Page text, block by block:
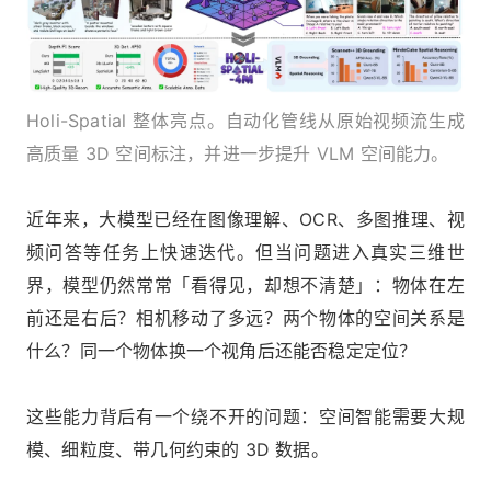
Holi-Spatial 整体亮点。自动化管线从原始视频流生成
高质量 3D 空间标注，并进一步提升 VLM 空间能力。
近年来，大模型已经在图像理解、OCR、多图推理、视
频问答等任务上快速迭代。但当问题进入真实三维世
界，模型仍然常常「看得见，却想不清楚」：物体在左
前还是右后？相机移动了多远？两个物体的空间关系是
什么？同一个物体换一个视角后还能否稳定定位？
这些能力背后有一个绕不开的问题：空间智能需要大规
模、细粒度、带几何约束的 3D 数据。